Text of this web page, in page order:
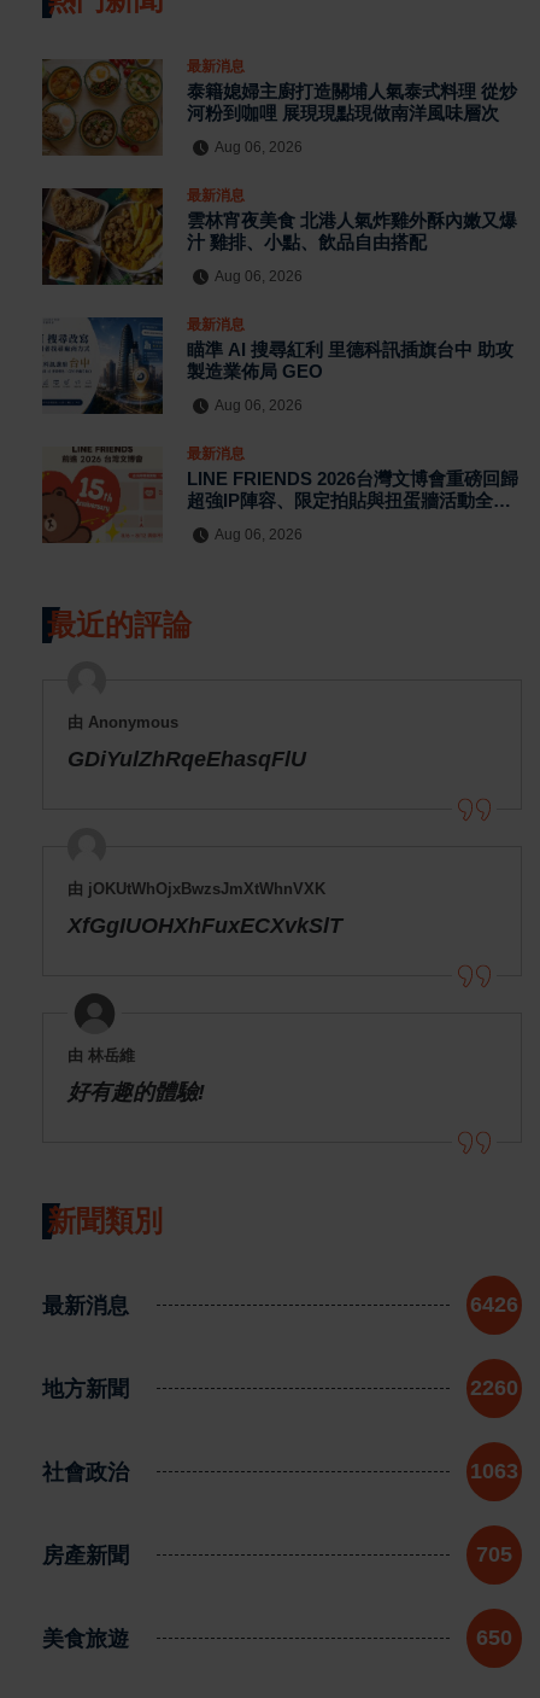
最新消息
泰籍媳婦主廚打造關埔人氣泰式料理 從炒
河粉到咖哩 展現現點現做南洋風味層次
Aug 06, 2026
最新消息
雲林宵夜美食 北港人氣炸雞外酥內嫩又爆
汁 雞排、小點、飲品自由搭配
Aug 06, 2026
最新消息
瞄準 AI 搜尋紅利 里德科訊插旗台中 助攻
製造業佈局 GEO
Aug 06, 2026
最新消息
LINE FRIENDS 2026台灣文博會重磅回歸
超強IP陣容、限定拍貼與扭蛋牆活動全公
Aug 06, 2026
最近的評論
由 Anonymous
GDiYulZhRqeEhasqFlU
由 jOKUtWhOjxBwzsJmXtWhnVXK
XfGgIUOHXhFuxECXvkSlT
由 林岳維
好有趣的體驗!
新聞類別
最新消息 6426
地方新聞 2260
社會政治 1063
房產新聞 705
美食旅遊 650